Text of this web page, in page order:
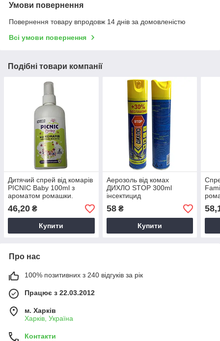
Умови повернення
Повернення товару впродовж 14 днів за домовленістю
Всі умови повернення
Подібні товари компанії
Дитячий спрей від комарів
PICNIC Baby 100ml з
ароматом ромашки.
46,20 ₴
Купити
Аерозоль від комах
ДИХЛО STOP 300ml
інсектицид
58₴
Купити
Про нас
100% позитивних з 240 відгуків за рік
Працює з 22.03.2012
м. Харків
Харків, Україна
Контакти